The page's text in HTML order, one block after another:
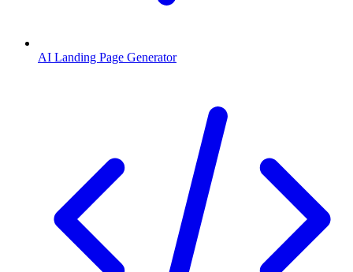
AI Landing Page Generator